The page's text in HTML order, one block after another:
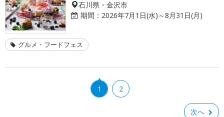
石川県・金沢市
期間： 2026年7月1日(水)～8月31日(月)
グルメ・フードフェス
1 2
次へ